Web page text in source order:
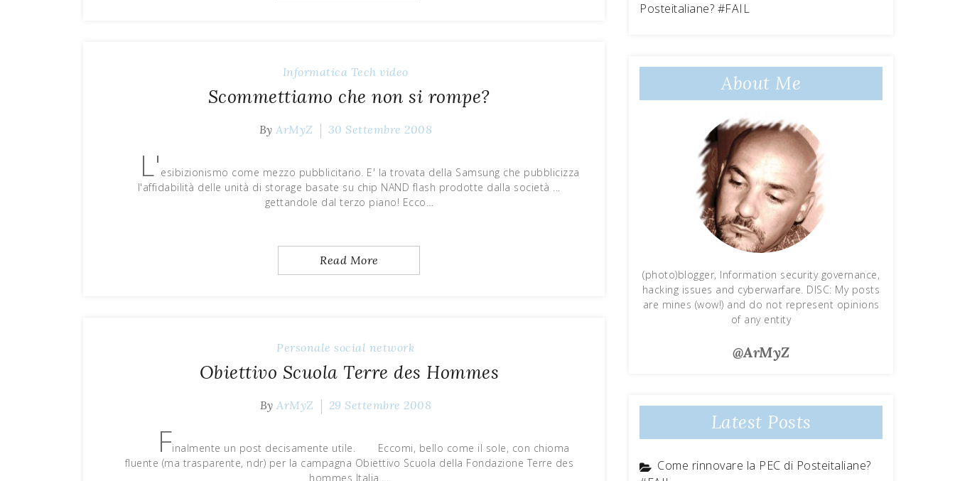
Informatica Tech video
Scommettiamo che non si rompe?
ByArMyZ 30 Settembre 2008
L' esibizionismo come mezzo pubblicitario. E' la trovata della Samsung che pubblicizza
l'affidabilità delle unità di storage basate su chip NAND flash prodotte dalla società ...
gettandole dal terzo piano! Ecco…
Read More
Personale social network
Obiettivo Scuola Terre des Hommes
ByArMyZ 29 Settembre 2008
Finalmente un post decisamente utile. Eccomi, bello come il sole, con chioma
fluente (ma trasparente, ndr) per la campagna Obiettivo Scuola della Fondazione Terre des
hommes Italia.…
Posteitaliane? #FAIL
About Me
(photo)blogger, Information security governance,
hacking issues and cyberwarfare. DISC: My posts
are mines (wow!) and do not represent opinions
of any entity
@ArMyZ
Latest Posts
Come rinnovare la PEC di Posteitaliane?